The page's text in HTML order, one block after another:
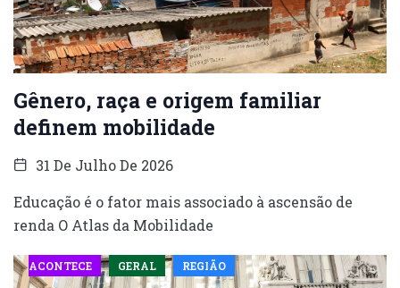
Gênero, raça e origem familiar
definem mobilidade
31 De Julho De 2026
Educação é o fator mais associado à ascensão de
renda O Atlas da Mobilidade
ACONTECE GERAL REGIÃO